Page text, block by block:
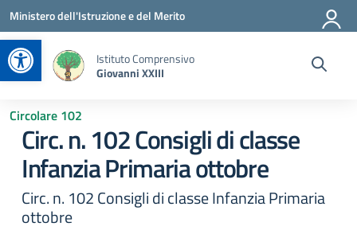
Apri la barra degli strumenti
Vai ai contenuti
Vai al menu di navigazione
Vai al footer
Ministero dell'Istruzione e del Merito
Istituto Comprensivo
Giovanni XXIII
Circolare 102
Circ. n. 102 Consigli di classe
Infanzia Primaria ottobre
Circ. n. 102 Consigli di classe Infanzia Primaria
ottobre